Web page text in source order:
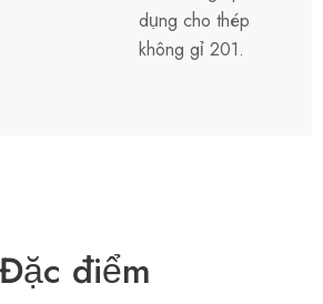
dụng cho thép
không gỉ 201.
Đặc điểm